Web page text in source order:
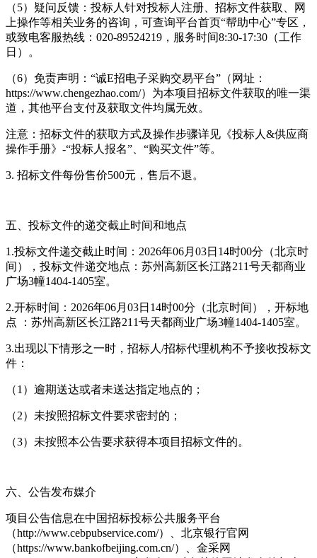
（5）疑问反馈：投标人针对投标人注册、招标文件获取、网
上操作等相关业务的咨询，可查询平台首页“帮助中心”专区，
或致电客服热线：020-89524219，服务时间8:30-17:30（工作
日）。
（6）免责声明：“诚E招电子采购交易平台”（网址：
https://www.chengezhao.com/）为本项目招标文件获取的唯一渠
道，其他平台支付及获取文件均属无效。
注意：招标文件的获取方式及操作步骤详见《投标人&供应商
操作手册》-“投标人报名”、“购买文件”等。
3. 招标文件每份售价500元，售后不退。
五、投标文件的递交截止时间和地点
1.投标文件递交截止时间：2026年06月03日14时00分（北京时
间），投标文件递交地点：苏州高新区长江路211号天都商业
广场3幢1404-1405室。
2.开标时间：2026年06月03日14时00分（北京时间），开标地
点 ：苏州高新区长江路211号天都商业广场3幢1404-1405室。
3.出现以下情形之一时，招标人/招标代理机构不予接收投标文
件：
（1）逾期送达或者未送达指定地点的；
（2）未按照招标文件要求密封的；
（3）未按照本公告要求获得本项目招标文件的。
六、公告发布媒介
项目公告信息在中国招标投标公共服务平台
（http://www.cebpubservice.com/）、北京银行官网
（https://www.bankofbeijing.com.cn/）、金采网